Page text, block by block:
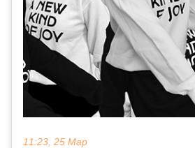
11:23, 25 Мар